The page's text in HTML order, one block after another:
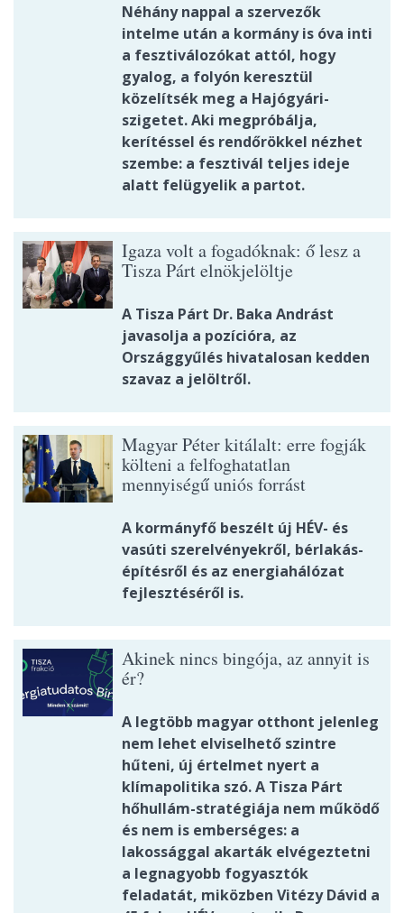
Néhány nappal a szervezők
intelme után a kormány is óva inti
a fesztiválozókat attól, hogy
gyalog, a folyón keresztül
közelítsék meg a Hajógyári-
szigetet. Aki megpróbálja,
kerítéssel és rendőrökkel nézhet
szembe: a fesztivál teljes ideje
alatt felügyelik a partot.
Igaza volt a fogadóknak: ő lesz a
Tisza Párt elnökjelöltje
A Tisza Párt Dr. Baka Andrást
javasolja a pozícióra, az
Országgyűlés hivatalosan kedden
szavaz a jelöltről.
Magyar Péter kitálalt: erre fogják
költeni a felfoghatatlan
mennyiségű uniós forrást
A kormányfő beszélt új HÉV- és
vasúti szerelvényekről, bérlakás-
építésről és az energiahálózat
fejlesztéséről is.
Akinek nincs bingója, az annyit is
ér?
A legtöbb magyar otthont jelenleg
nem lehet elviselhető szintre
hűteni, új értelmet nyert a
klímapolitika szó. A Tisza Párt
hőhullám-stratégiája nem működő
és nem is emberséges: a
lakossággal akarták elvégeztetni
a legnagyobb fogyasztók
feladatát, miközben Vitézy Dávid a